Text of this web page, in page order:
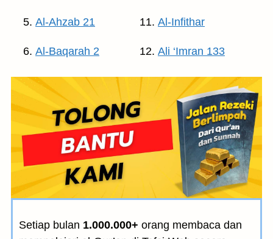
Al-Ahzab 21
Al-Baqarah 2
Al-Infithar
Ali ‘Imran 133
Setiap bulan 1.000.000+ orang membaca dan